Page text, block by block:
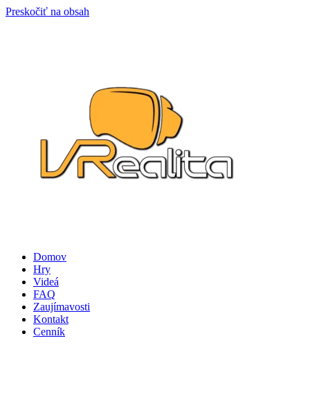
Preskočiť na obsah
Domov
Hry
Videá
FAQ
Zaujímavosti
Kontakt
Cenník